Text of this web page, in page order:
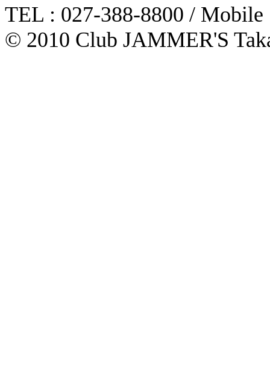
TEL : 027-388-8800 / Mobile
© 2010 Club JAMMER'S